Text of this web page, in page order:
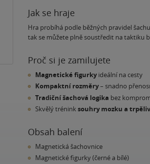
Jak se hraje
Hra probíhá podle běžných pravidel
tak se můžete plně soustředit na taktiku
Proč si je zamilujete
Magnetické figurky ideální na cesty
Kompaktní rozměry– snadno
Tradiční šachová logika bez
Skvělý tréninksouhry mozku a
Obsah balení
Magnetická šachovnice
Magnetické figurky (černé a bílé)